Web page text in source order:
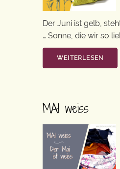
Der Juni ist gelb,
… Sonne, die wir so
WEITERLESEN
MAI weiss